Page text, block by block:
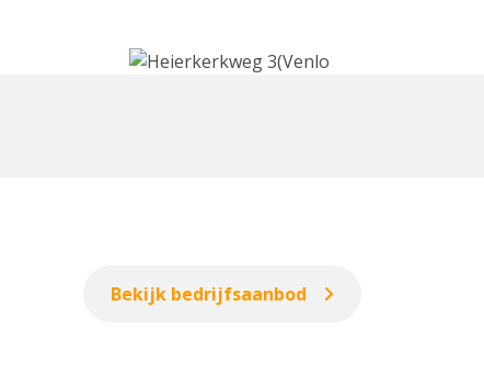
Bekijk bedrijfsaanbod